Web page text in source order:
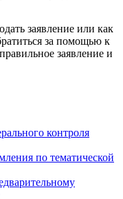
заявление или как
за помощью к
заявление и
контроля
по тематической